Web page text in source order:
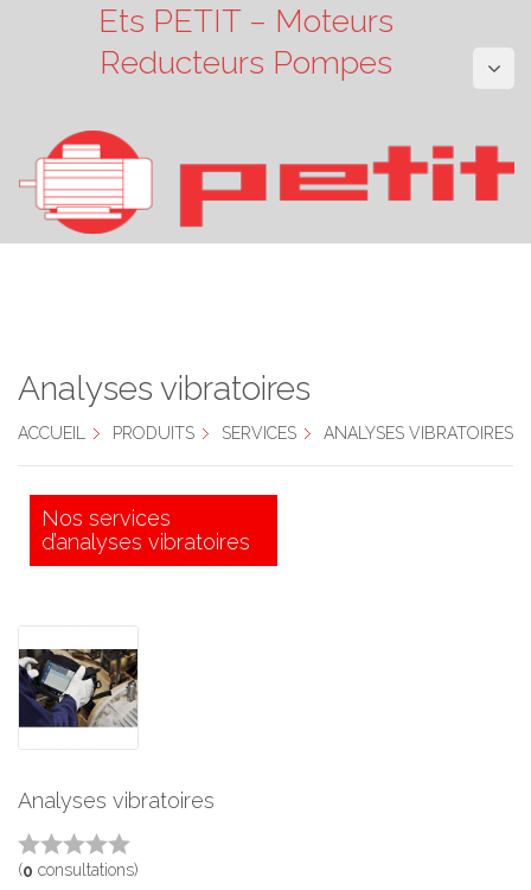
Ets PETIT – Moteurs
Reducteurs Pompes
Analyses vibratoires
ACCUEIL PRODUITS SERVICES ANALYSES VIBRATOIRES
Nos services
d’analyses vibratoires
Analyses vibratoires
(0 consultations)